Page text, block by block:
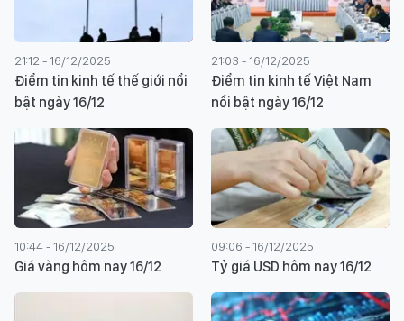
21:12 - 16/12/2025
Điểm tin kinh tế thế giới nổi
bật ngày 16/12
21:03 - 16/12/2025
Điểm tin kinh tế Việt Nam
nổi bật ngày 16/12
10:44 - 16/12/2025
Giá vàng hôm nay 16/12
09:06 - 16/12/2025
Tỷ giá USD hôm nay 16/12